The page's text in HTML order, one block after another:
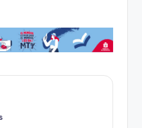
a
ts
A
p
m
p
ar
ti